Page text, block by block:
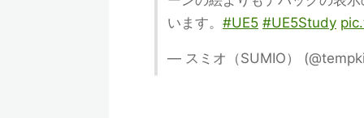
います。 #UE5 #UE5Study
— スミオ（SUMIO）